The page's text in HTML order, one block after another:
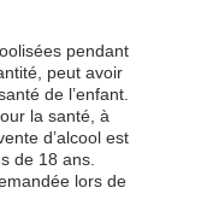
pendant
peut avoir
de l’enfant.
la santé, à
d’alcool est
de 18 ans.
lors de